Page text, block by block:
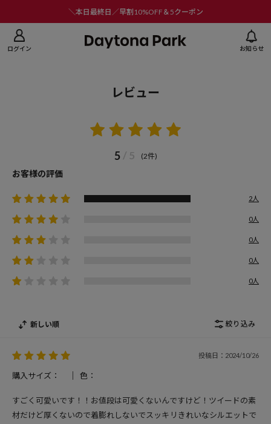
＼本日最終日／早割10%OFF＆5クーポン
ログイン お知らせ
レビュー
5 / 5 (2件)
お客様の評価
2人
0人
0人
0人
0人
新しい順 絞り込み
投稿日：2024/10/26
購入サイズ： 色：
すごく可愛いです！！お値段は可愛くないんですけど！ツイードの素
材だけど厚くないので着膨れしないでスッキリきれいなシルエットで